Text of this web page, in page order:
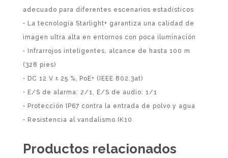
adecuado para diferentes escenarios estadísticos
• La tecnología Starlight+ garantiza una calidad de
imagen ultra alta en entornos con poca iluminación
• Infrarrojos inteligentes, alcance de hasta 100 m
(328 pies)
• DC 12 V ± 25 %, PoE+ (IEEE 802.3at)
• E/S de alarma: 2/1, E/S de audio: 1/1
• Protección IP67 contra la entrada de polvo y agua
• Resistencia al vandalismo IK10
Productos relacionados